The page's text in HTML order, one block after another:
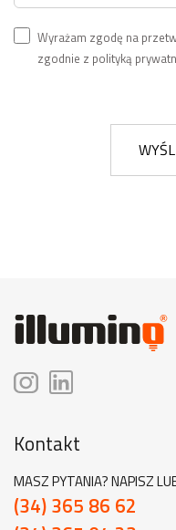
Wyrażam zgodę na
zgodnie z polityką
Kontakt
MASZ PYTANIA? NAPISZ
(34) 365 86 62